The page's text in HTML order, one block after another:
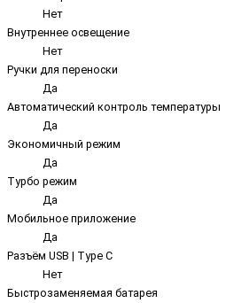
Нет
Внутреннее освещение
Нет
Ручки для переноски
Да
Автоматический контроль температуры
Да
Экономичный режим
Да
Турбо режим
Да
Мобильное приложение
Да
Разъём USB | Type C
Нет
Быстрозаменяемая батарея